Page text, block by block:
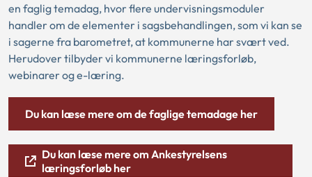
en faglig temadag, hvor flere undervisningsmoduler
handler om de elementer i sagsbehandlingen, som vi kan se
i sagerne fra barometret, at kommunerne har svært ved.
Herudover tilbyder vi kommunerne læringsforløb,
webinarer og e-læring.
Du kan læse mere om de faglige temadage her
Du kan læse mere om Ankestyrelsens
læringsforløb her